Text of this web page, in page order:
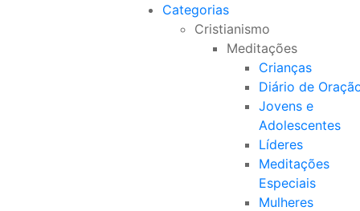
Categorias
Cristianismo
Meditações
Crianças
Diário de
Jovens e
Adolescentes
Líderes
Meditações
Especiais
Mulheres